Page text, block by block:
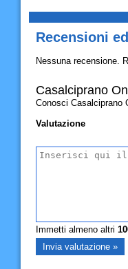
Recensioni
Nessuna recensione.
Casalciprano
Conosci Casalciprano
Valutazione
Immetti almeno altri